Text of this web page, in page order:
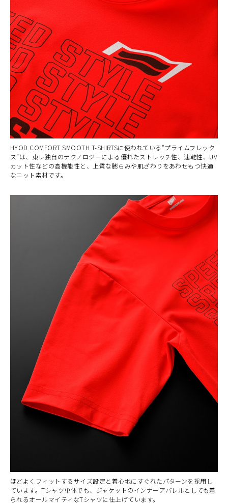
HYOD COMFORT SMOOTH T-SHIRTSに使われている“プライムフレック
ス”は、東レ独自のテクノロジーによる優れたストレッチ性、速乾性、UV
カット性などの高機能性と、上質な膨らみや肌ざわりをあわせもつ快適
なニット素材です。
ほどよくフィットするサイズ設定と着心地にすぐれたパターンを採用し
ています。Tシャツ単体でも、ジャケットのインナーアパレルとしても着
られるオールマイティなTシャツに仕上げています。
M
¥6,160(税込)